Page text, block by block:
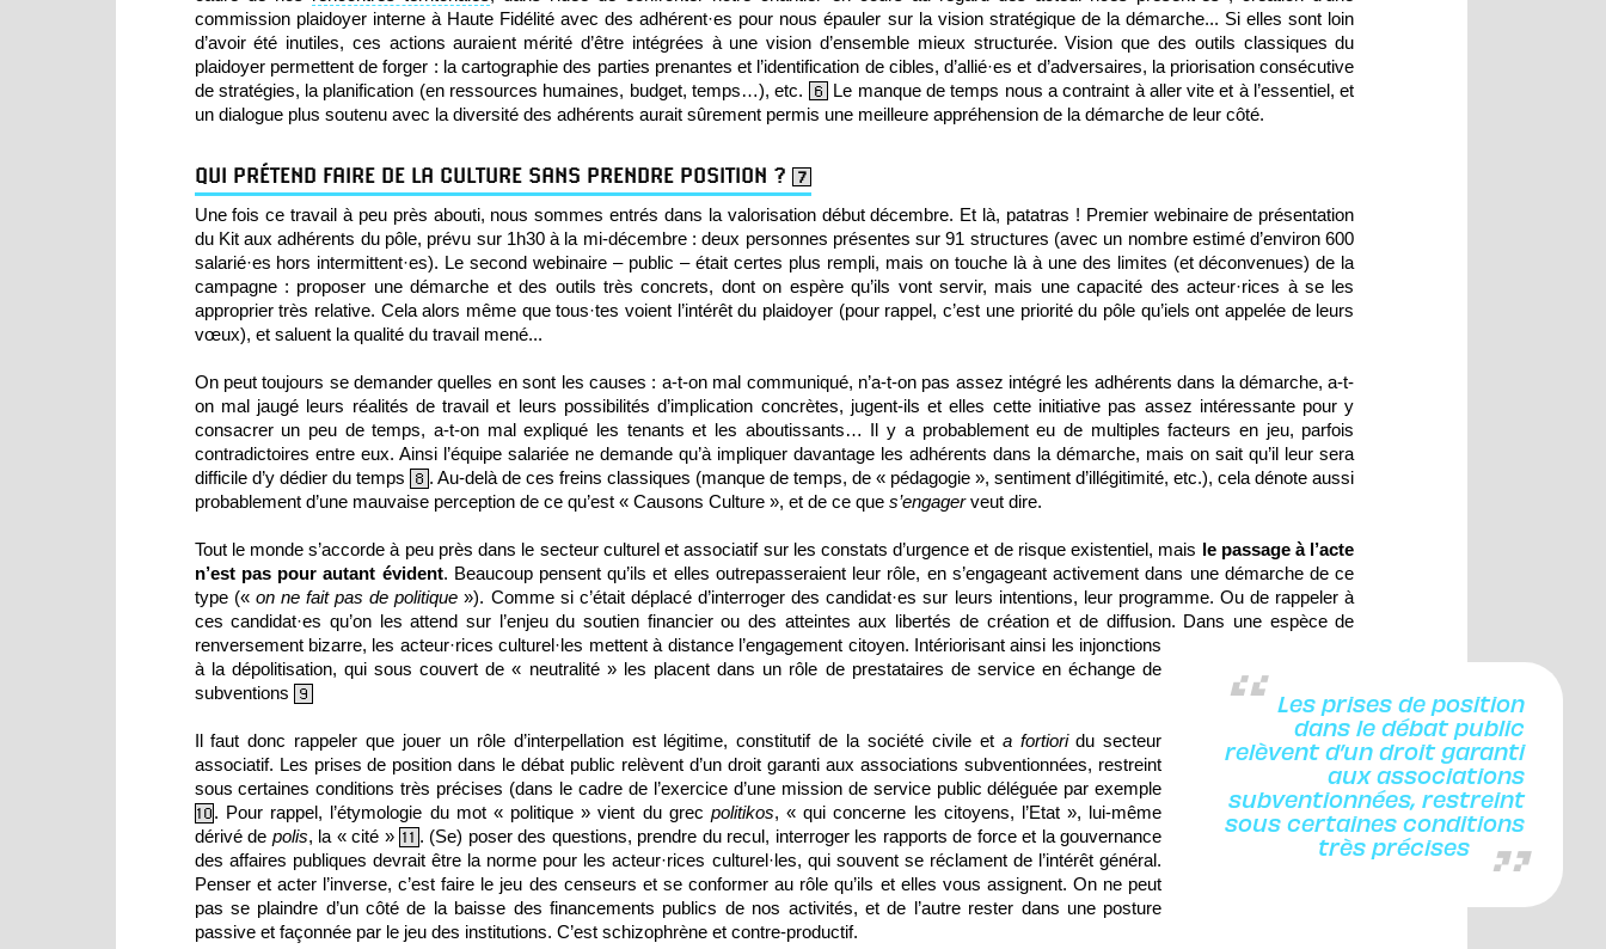
commission plaidoyer interne à Haute Fidélité avec des adhérent·es pour nous épauler sur la vision stratégique de la démarche... Si elles sont loin
d’avoir été inutiles, ces actions auraient mérité d’être intégrées à une vision d’ensemble mieux structurée. Vision que des outils classiques du
plaidoyer permettent de forger : la cartographie des parties prenantes et l’identification de cibles, d’allié·es et d’adversaires, la priorisation consécutive
de stratégies, la planification (en ressources humaines, budget, temps…), etc.
6
Le manque de temps nous a contraint à aller vite et à l’essentiel, et
un dialogue plus soutenu avec la diversité des adhérents aurait sûrement permis une meilleure appréhension de la démarche de leur côté.
QUI PRÉTEND FAIRE DE LA CULTURE SANS PRENDRE POSITION ? 7
Une fois ce travail à peu près abouti, nous sommes entrés dans la valorisation début décembre. Et là, patatras ! Premier webinaire de présentation
du Kit aux adhérents du pôle, prévu sur 1h30 à la mi-décembre : deux personnes présentes sur 91 structures (avec un nombre estimé d’environ 600
salarié·es hors intermittent·es). Le second webinaire – public – était certes plus rempli, mais on touche là à une des limites (et déconvenues) de la
campagne : proposer une démarche et des outils très concrets, dont on espère qu’ils vont servir, mais une capacité des acteur·rices à se les
approprier très relative. Cela alors même que tous·tes voient l’intérêt du plaidoyer (pour rappel, c’est une priorité du pôle qu’iels ont appelée de leurs
vœux), et saluent la qualité du travail mené...
On peut toujours se demander quelles en sont les causes : a-t-on mal communiqué, n’a-t-on pas assez intégré les adhérents dans la démarche, a-t-
on mal jaugé leurs réalités de travail et leurs possibilités d’implication concrètes, jugent-ils et elles cette initiative pas assez intéressante pour y
consacrer un peu de temps, a-t-on mal expliqué les tenants et les aboutissants… Il y a probablement eu de multiples facteurs en jeu, parfois
contradictoires entre eux. Ainsi l’équipe salariée ne demande qu’à impliquer davantage les adhérents dans la démarche, mais on sait qu’il leur sera
difficile d’y dédier du temps
8 . Au-delà de ces freins classiques (manque de temps, de « pédagogie », sentiment d’illégitimité, etc.), cela dénote aussi
probablement d’une mauvaise perception de ce qu’est « Causons Culture », et de ce que s’engagerveut dire.
Tout le monde s’accorde à peu près dans le secteur culturel et associatif sur les constats d’urgence et de risque existentiel, mais le passage à l’acte
n’est pas pour autant évident. Beaucoup pensent qu’ils et elles outrepasseraient leur rôle, en s’engageant activement dans une démarche de ce
type (« on ne fait pas de politique»). Comme si c’était déplacé d’interroger des candidat·es sur leurs intentions, leur programme. Ou de rappeler à
ces candidat·es qu’on les attend sur l’enjeu du soutien financier ou des atteintes aux libertés de création et de diffusion. Dans une espèce de
renversement bizarre, les acteur·rices culturel·les mettent à distance l’engagement citoyen.
Les prises de position
dans le débat public
relèvent d’un droit garanti
aux associations
subventionnées, restreint
sous certaines conditions
très précises
Intériorisant ainsi les injonctions
à la dépolitisation, qui sous couvert de « neutralité » les placent dans un rôle de prestataires de service en échange de
subventions
9
Il faut donc rappeler que jouer un rôle d’interpellation est légitime, constitutif de la société civile et a fortioridu secteur
associatif. Les prises de position dans le débat public relèvent d’un droit garanti aux associations subventionnées, restreint
sous certaines conditions très précises (dans le cadre de l’exercice d’une mission de service public déléguée par exemple
10. Pour rappel, l’étymologie du mot « politique » vient du grec politikos, « qui concerne les citoyens, l’Etat », lui-même
dérivé de polis, la « cité » 11 . (Se) poser des questions, prendre du recul, interroger les rapports de force et la gouvernance
des affaires publiques devrait être la norme pour les acteur·rices culturel·les, qui souvent se réclament de l’intérêt général.
Penser et acter l’inverse, c’est faire le jeu des censeurs et se conformer au rôle qu’ils et elles vous assignent. On ne peut
pas se plaindre d’un côté de la baisse des financements publics de nos activités, et de l’autre rester dans une posture
passive et façonnée par le jeu des institutions. C’est schizophrène et contre-productif.